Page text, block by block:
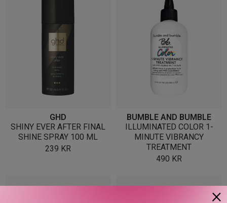
GHD
SHINY EVER AFTER FINAL
SHINE SPRAY 100 ML
239 KR
BUMBLE AND BUMBLE
ILLUMINATED COLOR 1-
MINUTE VIBRANCY
TREATMENT
490 KR
×